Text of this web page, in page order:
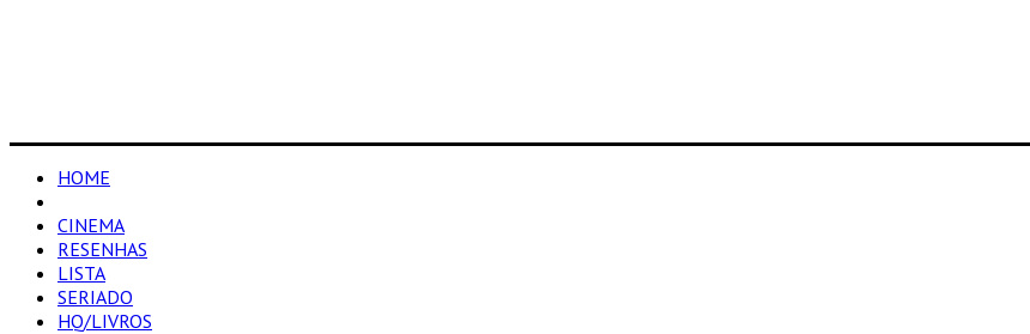
HOME
CINEMA
RESENHAS
LISTA
SERIADO
HQ/LIVROS